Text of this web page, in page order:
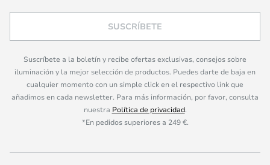
SUSCRÍBETE
Suscríbete a la boletín y recibe ofertas exclusivas, consejos sobre
iluminación y la mejor selección de productos. Puedes darte de baja en
cualquier momento con un simple click en el respectivo link que
añadimos en cada newsletter. Para más información, por favor, consulta
nuestra Política de privacidad.
*En pedidos superiores a 249 €.